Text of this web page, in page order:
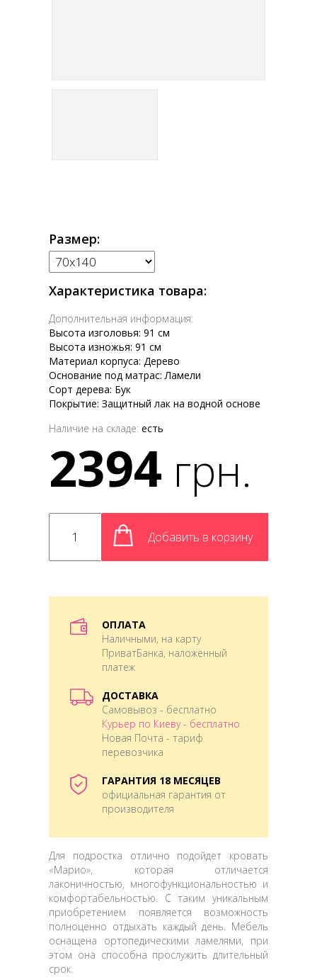
Размер:
Характеристика товара:
Дополнительная информация:
Высота изголовья: 91 см
Высота изножья: 91 см
Материал корпуса: Дерево
Основание под матрас: Ламели
Сорт дерева: Бук
Покрытие: Защитный лак на водной основе
Наличие на складе: есть
2394 грн.
Добавить в корзину
ОПЛАТА
Наличными, на карту
ПриватБанка, наложенный
платеж
ДОСТАВКА
Самовывоз - бесплатно
Курьер по Киеву - бесплатно
Новая Почта - тариф
перевозчика
ГАРАНТИЯ 18 МЕСЯЦЕВ
официальная гарантия от
производителя
Для подростка отлично подойдет кровать
«Марио», которая отличается
лаконичностью, многофункциональностью и
комфортабельностью. С таким уникальным
приобретением появляется возможность
полноценно отдыхать каждый день. Мебель
оснащена ортопедическими ламелями, при
этом она способна прослужить длительный
срок.